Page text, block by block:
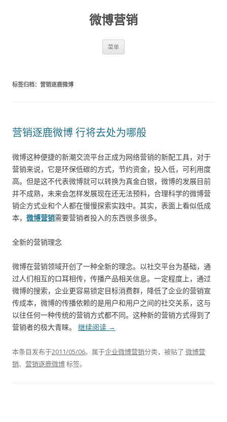
微博营销
菜单
标签归档： 营销逐鹿微博
营销逐鹿微博 行将去处为哪般
微博这种便捷的新潮交流平台正成为网络营销的新配工具，对于
营销来说，它是环保低碳的方式，节约资金，投入低，可利用度
高。但是这不代表微博就可以转换为真金白银，微博的发展目前
并不成熟，未来会怎样发展现在还无法预料，合理科学的微博营
销企方式业和个人都在慢慢探索实践中。其实，表面上看似低成
本， 微博营销需要营销者投入的东西很多很多。
全新的营销理念
微博在营销领域开创了一种全新的理念。以社交平台为基础，通
过人们相互的口耳相传，传播产品相关信息。一定程度上，通过
微博的搜索，企业更容易锁定目标消费群，降低了企业的营销宣
传成本，微博的传播依赖的是用户和用户之间的社交关系，这与
以往任何一种传统的营销方式都不同。这种新的营销方式得到了
营销者的极大青睐。 继续阅读 →
本条目发布于2011/05/06。属于企业微博营销分类，被贴了 微博营
销、 营销逐鹿微博标签。